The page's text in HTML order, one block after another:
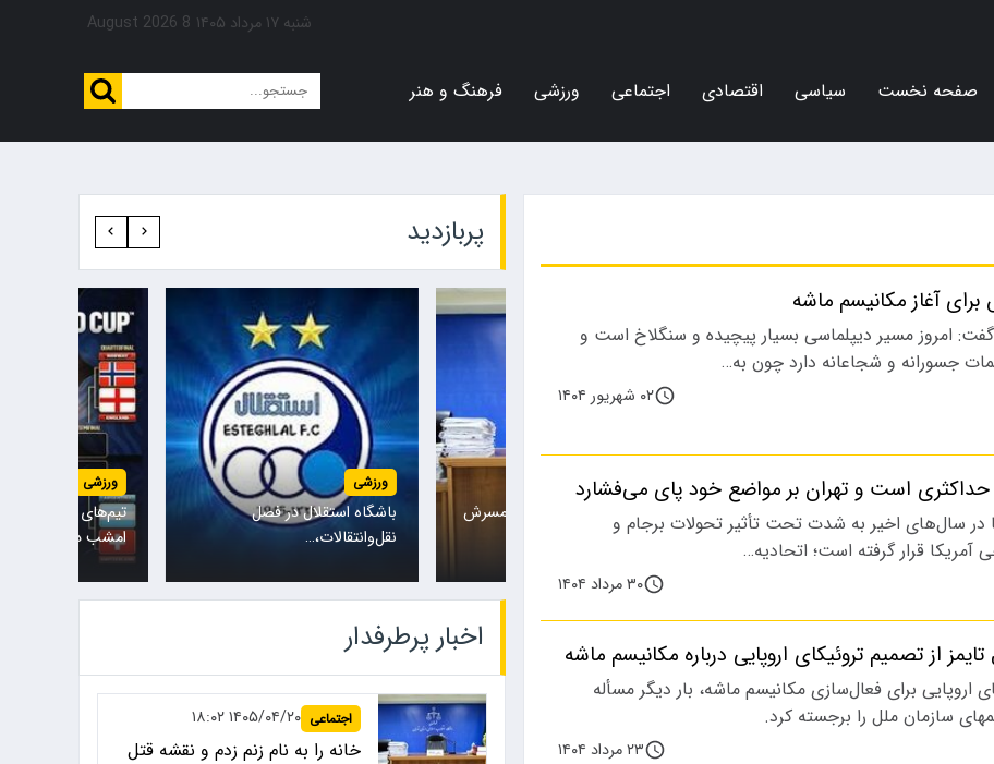
شنبه ۱۷ مرداد ۱۴۰۵ 8 August 2026
صفحه نخست سیاسی اقتصادی اجتماعی ورزشی فرهنگ و هنر
آغاز مکانیسم ماشه
امروز مسیر دیپلماسی بسیار پیچیده و سنگلاخ است و
جسورانه و شجاعانه دارد چون به…
۰۲ شهریور ۱۴۰۴
حداکثری است و تهران بر مواضع خود پای می‌فشارد
در سال‌های اخیر به شدت تحت تأثیر تحولات برجام و
قرار گرفته است؛ اتحادیه…
۳۰ مرداد ۱۴۰۴
از تصمیم تروئیکای اروپایی درباره مکانیسم ماشه
اروپایی برای فعال‌سازی مکانیسم ماشه، بار دیگر مسأله
سازمان ملل را برجسته کرد.
۲۳ مرداد ۱۴۰۴
پربازدید‍
رسد باشگاه
با…
اجتماعی
زن جوان که متهم است همسرش
را با خودرو…
باشگاه استقلال در فصل
نقل‌وانتقالات،…
ورزشی
تیم‌های ملی نروژ و انگلیس
اخبار پرطرفدار
اجتماعی ۱۴۰۵/۰۴/۲۰ ۱۸:۰۲
خانه را به نام زنم زدم و نقشه قتل